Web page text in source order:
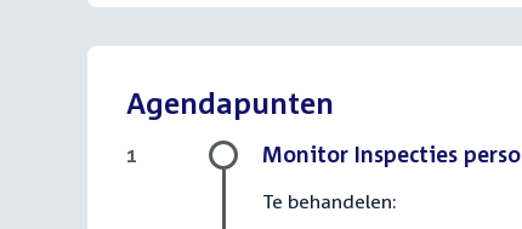
Agendapunten
Monitor Inspecties
Te behandelen:
1